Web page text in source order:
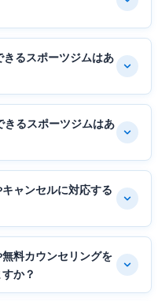
るスポーツジムはあ
きるスポーツジムはあ
ャンセルに対応する
料カウンセリングを
か？